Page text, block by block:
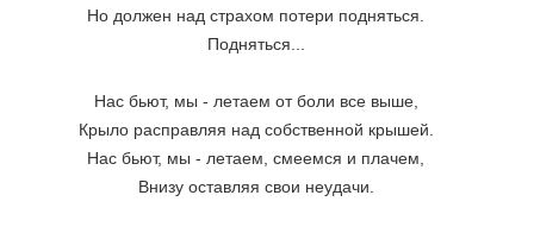
Но должен над страхом потери подняться.
Подняться...
Нас бьют, мы - летаем от боли все выше,
Крыло расправляя над собственной крышей.
Нас бьют, мы - летаем, смеемся и плачем,
Внизу оставляя свои неудачи.